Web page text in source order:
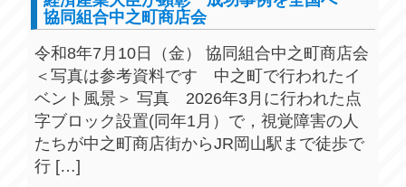
協同組合中之町商店会
令和8年7月10日（金） 協同組合中之町商店会
＜写真は参考資料です 中之町で行われたイ
ベント風景＞ 写真 2026年3月に行われた点
字ブロック設置(同年1月）で，視覚障害の人
たちが中之町商店街からJR岡山駅まで徒歩で
行 […]